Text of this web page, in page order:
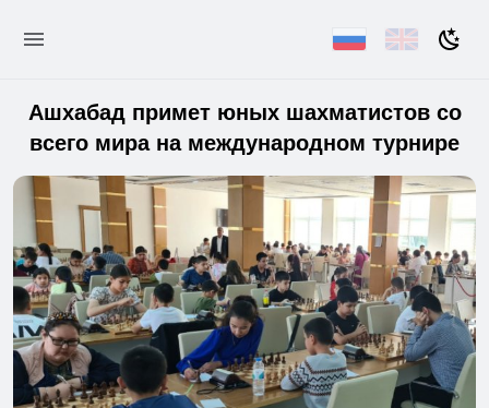
Ашхабад примет юных шахматистов со
всего мира на международном турнире